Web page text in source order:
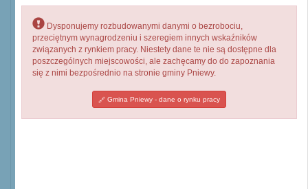
Dysponujemy rozbudowanymi danymi o bezrobociu,
przeciętnym wynagrodzeniu i szeregiem innych wskaźników
związanych z rynkiem pracy. Niestety dane te nie są dostępne dla
poszczególnych miejscowości, ale zachęcamy do do zapoznania
się z nimi bezpośrednio na stronie gminy Pniewy.
Gmina Pniewy - dane o rynku pracy